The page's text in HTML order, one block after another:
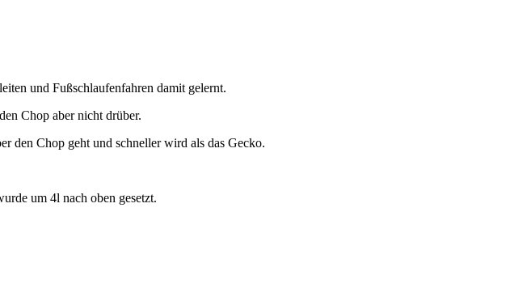
und Fußschlaufenfahren damit gelernt.
Chop aber nicht drüber.
den Chop geht und schneller wird als das Gecko.
um 4l nach oben gesetzt.